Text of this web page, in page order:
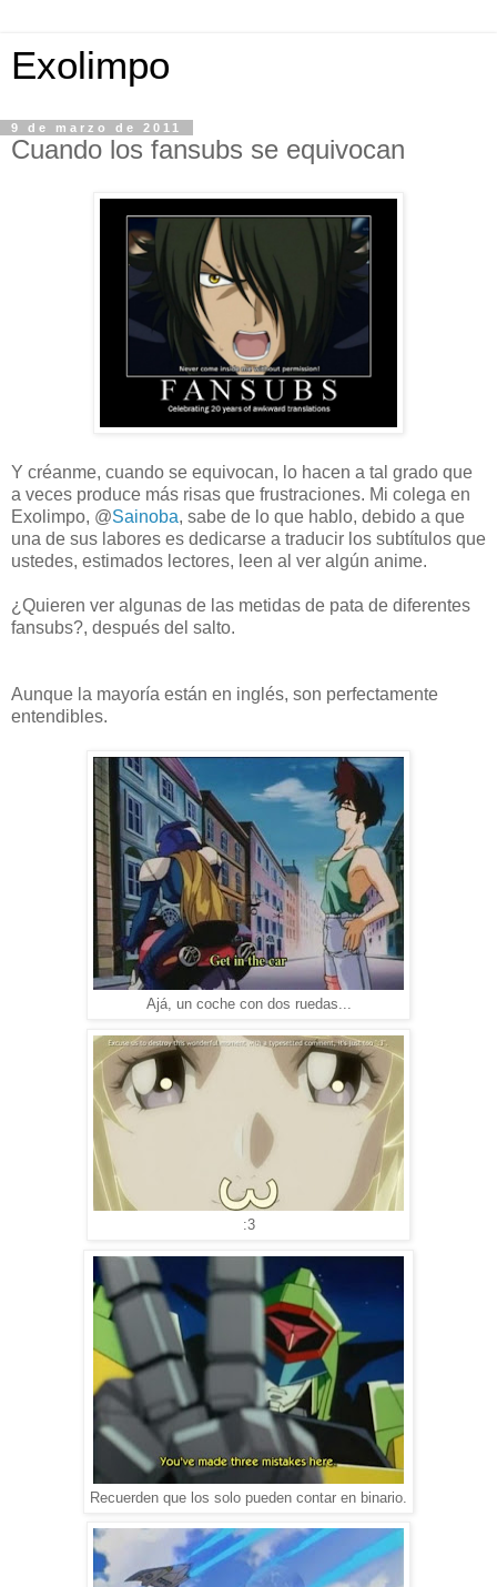
Exolimpo
9 de marzo de 2011
Cuando los fansubs se equivocan
Y créanme, cuando se equivocan, lo hacen a tal grado que
a veces produce más risas que frustraciones. Mi colega en
Exolimpo, @Sainoba, sabe de lo que hablo, debido a que
una de sus labores es dedicarse a traducir los subtítulos que
ustedes, estimados lectores, leen al ver algún anime.
¿Quieren ver algunas de las metidas de pata de diferentes
fansubs?, después del salto.
Aunque la mayoría están en inglés, son perfectamente
entendibles.
Ajá, un coche con dos ruedas...
:3
Recuerden que los solo pueden contar en binario.